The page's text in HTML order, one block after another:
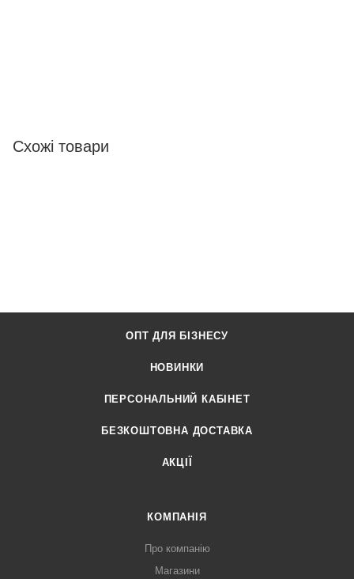
Схожі товари
ОПТ ДЛЯ БІЗНЕСУ
НОВИНКИ
ПЕРСОНАЛЬНИЙ КАБІНЕТ
БЕЗКОШТОВНА ДОСТАВКА
АКЦІЇ
КОМПАНІЯ
Про компанію
Магазини